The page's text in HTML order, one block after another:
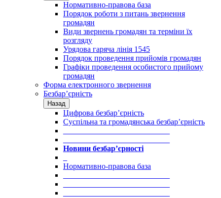
Нормативно-правова база
Порядок роботи з питань звернення
громадян
Види звернень громадян та терміни їх
розгляду
Урядова гаряча лінія 1545
Порядок проведення прийомів громадян
Графіки проведення особистого прийому
громадян
Форма електронного звернення
Безбар’єрність
Назад
Цифрова безбар’єрність
Суспільна та громадянська безбар’єрність
Новини безбар’єрності
Нормативно-правова база